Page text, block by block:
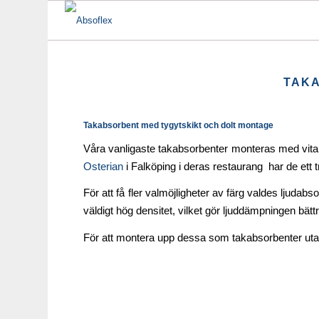
Takabsorbent med tygytskikt och dolt montage
Våra vanligaste takabsorbenter monteras med
Osterian i Falköping i deras restaurang har de ett
För att få fler valmöjligheter av färg valdes
väldigt hög densitet, vilket gör ljuddämpningen
För att montera upp dessa som takabsorbenter